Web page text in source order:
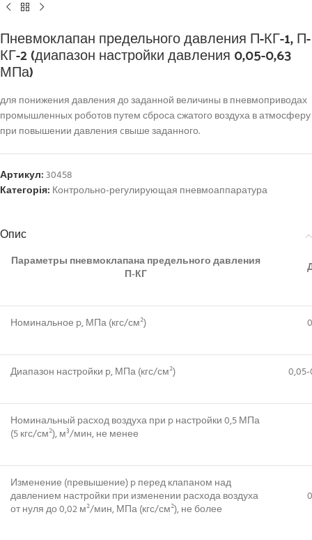
Пневмоклапан предельного давления П-КГ-1, П-
КГ-2 (диапазон настройки давления 0,05-0,63
МПа)
для понижения давления до заданной величины в пневмоприводах
промышленных роботов путем сброса сжатого воздуха в атмосферу
при повышении давления cвыше заданного.
Артикул:30458
Категорія: Контрольно-регулирующая пневмоаппаратура
Опис
Параметры пневмоклапана предельного давления
П-КГ
Номинальное p, МПа (кгс/см²)
Диапазон настройки p, МПа (кгс/см²) 0,05-
Номинальный расход воздуха при p настройки 0,5 МПа
(5 кгс/см²), м³/мин, не менее
Изменение (превышение) p перед клапаном над
давлением настройки при изменении расхода воздуха
от нуля до 0,02 м²/мин, МПа (кгс/см²), не более